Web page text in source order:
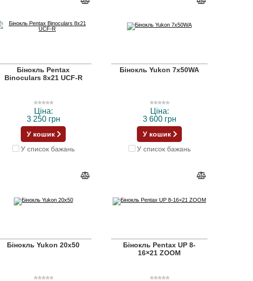
Бінокль Pentax
Binoculars 8x21 UCF-R
Ціна:
3 250 грн
У кошик
У список бажань
Бінокль Yukon 7x50WA
Ціна:
3 600 грн
У кошик
У список бажань
Бінокль Yukon 20x50
Бінокль Pentax UP 8-
16×21 ZOOM